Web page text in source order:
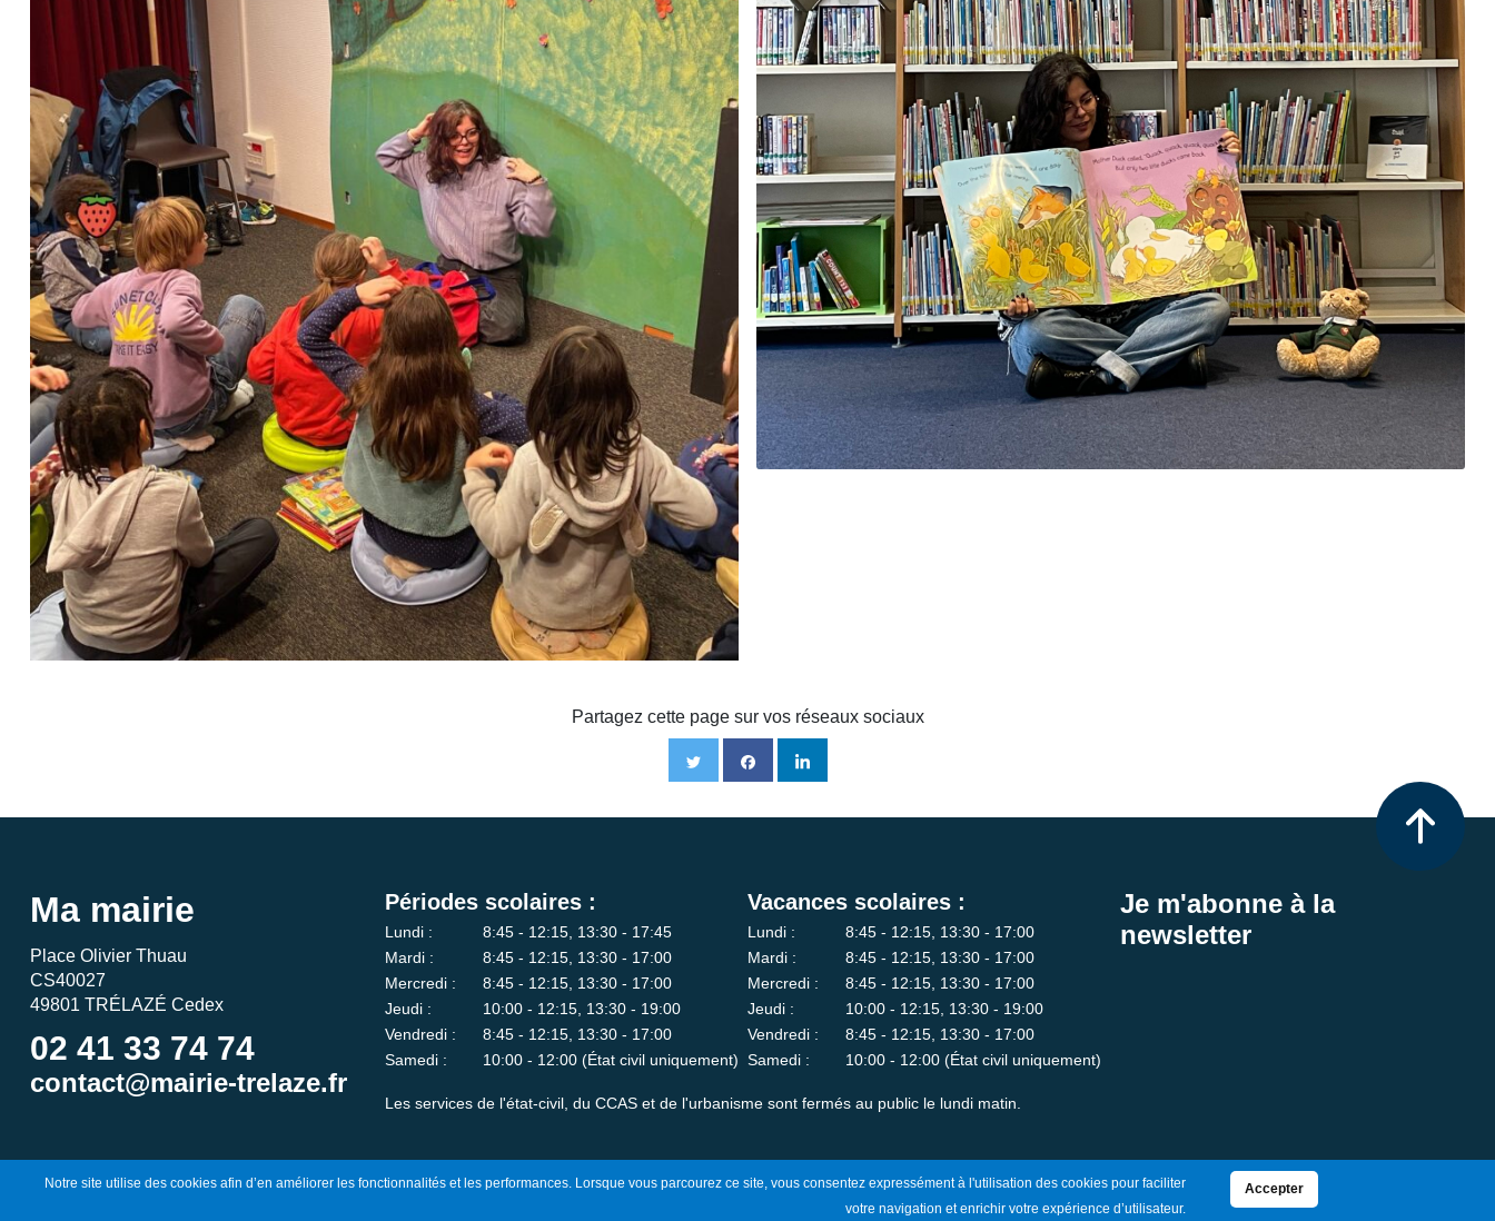
Partagez cette page sur vos réseaux sociaux
Ma mairie
Place Olivier Thuau
CS40027
49801 TRÉLAZÉ Cedex
02 41 33 74 74
contact@mairie-trelaze.fr
Périodes scolaires :
Lundi :
8:45 - 12:15, 13:30 - 17:45
Mardi :
8:45 - 12:15, 13:30 - 17:00
Mercredi :
8:45 - 12:15, 13:30 - 17:00
Jeudi :
10:00 - 12:15, 13:30 - 19:00
Vendredi :
8:45 - 12:15, 13:30 - 17:00
Samedi :
10:00 - 12:00 (État civil uniquement)
Vacances scolaires :
Lundi :
8:45 - 12:15, 13:30 - 17:00
Mardi :
8:45 - 12:15, 13:30 - 17:00
Mercredi :
8:45 - 12:15, 13:30 - 17:00
Jeudi :
10:00 - 12:15, 13:30 - 19:00
Vendredi :
8:45 - 12:15, 13:30 - 17:00
Samedi :
10:00 - 12:00 (État civil uniquement)
Les services de l'état-civil, du CCAS et de l'urbanisme sont fermés au public le lundi matin.
Je m'abonne à la
newsletter
Notre site utilise des cookies afin d’en améliorer les fonctionnalités et les performances. Lorsque vous parcourez ce site, vous consentez expressément à l'utilisation des cookies pour faciliter
votre navigation et enrichir votre expérience d’utilisateur.
Accepter